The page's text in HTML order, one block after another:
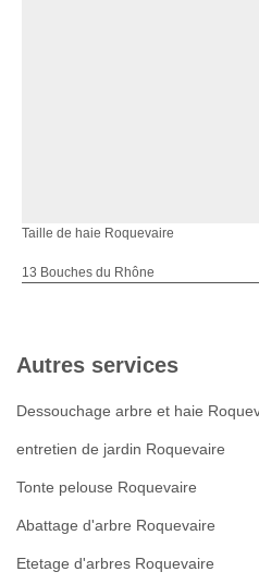
Taille de haie Roquevaire
13 Bouches du Rhône
Autres services
Dessouchage arbre et haie
entretien de jardin Roquevaire
Tonte pelouse Roquevaire
Abattage d'arbre Roquevaire
Etetage d'arbres Roquevaire